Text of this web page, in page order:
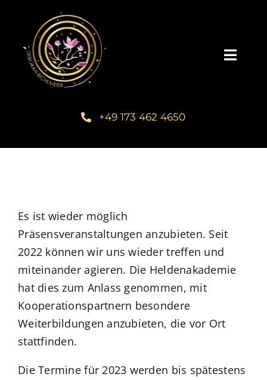
springen
Kundenstimmen
Kuntur Verlag
Shop
+49 173 462 4650
Es ist wieder möglich
Präsensveranstaltungen anzubieten. Seit
2022 können wir uns wieder treffen und
miteinander agieren. Die Heldenakademie
hat dies zum Anlass genommen, mit
Kooperationspartnern besondere
Weiterbildungen anzubieten, die vor Ort
stattfinden.
Die Termine für 2023 werden bis spätestens